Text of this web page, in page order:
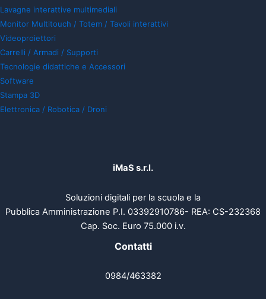
Lavagne interattive multimediali
Monitor Multitouch / Totem / Tavoli interattivi
Videoproiettori
Carrelli / Armadi / Supporti
Tecnologie didattiche e Accessori
Software
Stampa 3D
Elettronica / Robotica / Droni
iMaS s.r.l.
Soluzioni digitali per la scuola e la
Pubblica Amministrazione P.I. 03392910786- REA: CS-232368
Cap. Soc. Euro 75.000 i.v.
Contatti
0984/463382